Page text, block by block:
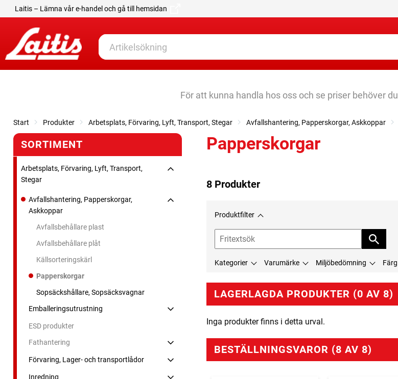
Laitis – Lämna vår e-handel och gå till hemsidan
För att kunna handla hos oss och se priser behöver du
Start Produkter Arbetsplats, Förvaring, Lyft, Transport, Stegar Avfallshantering, Papperskorgar, Askkoppar
SORTIMENT
Arbetsplats, Förvaring, Lyft, Transport,
Stegar
Avfallshantering, Papperskorgar,
Askkoppar
Avfallsbehållare plast
Avfallsbehållare plåt
Källsorteringskärl
Papperskorgar
Sopsäckshållare, Sopsäcksvagnar
Emballeringsutrustning
ESD produkter
Fathantering
Förvaring, Lager- och transportlådor
Inredning
Papperskorgar
8 Produkter
Produktfilter
Kategorier Varumärke Miljöbedömning Färg
LAGERLAGDA PRODUKTER (0 AV 8)
Inga produkter finns i detta urval.
BESTÄLLNINGSVAROR (8 AV 8)